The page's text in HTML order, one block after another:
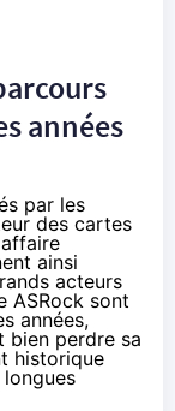
années
par les
des cartes
ainsi
acteurs
ASRock sont
années,
bien perdre sa
historique